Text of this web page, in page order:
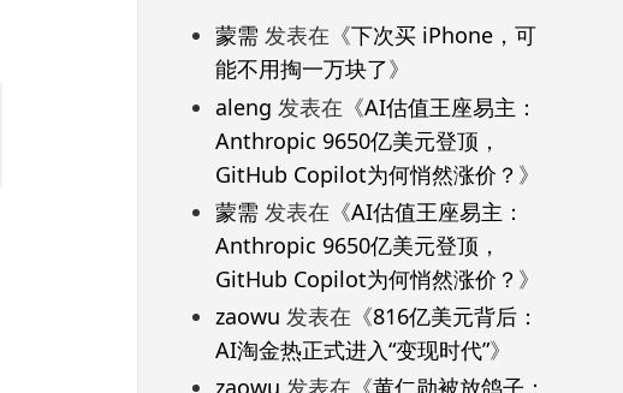
蒙需发表在《下次买 iPhone，可
能不用掏一万块了》
aleng 发表在《AI估值王座易主：
Anthropic 9650亿美元登顶，
GitHub Copilot为何悄然涨价？ 》
蒙需发表在《AI估值王座易主：
Anthropic 9650亿美元登顶，
GitHub Copilot为何悄然涨价？ 》
zaowu 发表在《816亿美元背后：
AI淘金热正式进入“变现时代”》